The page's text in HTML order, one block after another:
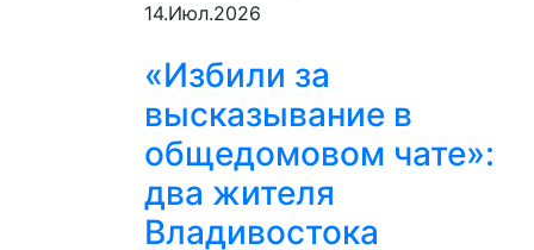
14.Июл.2026
«Избили за
высказывание в
общедомовом чате»:
два жителя
Владивостока